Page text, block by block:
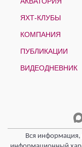
ЯХТ-КЛУБЫ
КОМПАНИЯ
ПУБЛИКАЦИИ
ВИДЕОДНЕВНИК
Вся информация,